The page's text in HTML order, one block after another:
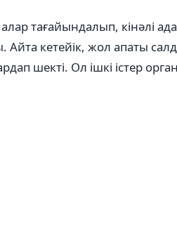
тағайындалып, кінәлі
кетейік, жол апаты
шекті. Ол ішкі істер